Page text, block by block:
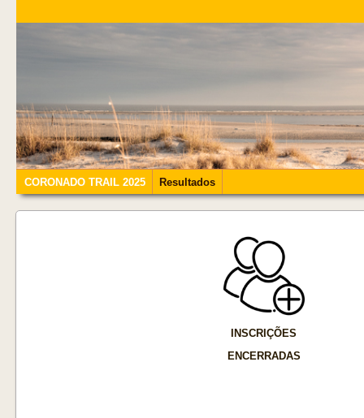
CORONADO TRAIL 2025 Resultados
INSCRIÇÕES
ENCERRADAS